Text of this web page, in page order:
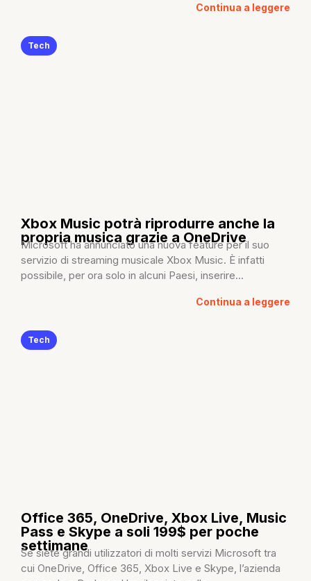
Continua a leggere
Tech
Xbox Music potrà riprodurre anche la
propria musica grazie a OneDrive
Microsoft ha annunciato una nuova feature per il suo
servizio di streaming musicale Xbox Music. È infatti
possibile, per ora solo in alcuni Paesi, inserire...
Continua a leggere
Tech
Office 365, OneDrive, Xbox Live, Music
Pass e Skype a soli 199$ per poche
settimane
Se siete grandi utilizzatori di molti servizi Microsoft tra
cui OneDrive, Office 365, Xbox Live e Skype, l’azienda